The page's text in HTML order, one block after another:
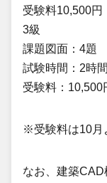
受験料10,500円
3級
課題図面：4題
試験時間：2時間
受験料：10,500
※受験料は10月
なお、建築